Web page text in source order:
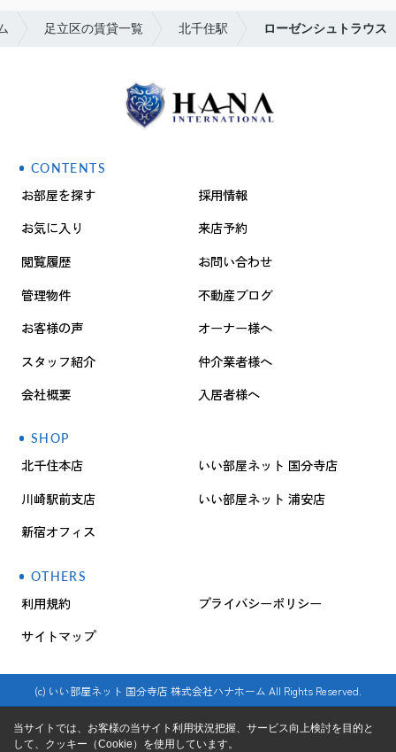
足立区の賃貸一覧 北千住駅 ローゼンシュトラウス
CONTENTS
お部屋を探す
お気に入り
閲覧履歴
管理物件
お客様の声
スタッフ紹介
会社概要
採用情報
来店予約
お問い合わせ
不動産ブログ
オーナー様へ
仲介業者様へ
入居者様へ
SHOP
北千住本店
川崎駅前支店
新宿オフィス
いい部屋ネット 国分寺店
いい部屋ネット 浦安店
OTHERS
利用規約
サイトマップ
プライバシーポリシー
(c) いい部屋ネット 国分寺店 株式会社ハナホーム All Rights Reserved.
当サイトでは、お客様の当サイト利用状況把握、サービス向上検討を目的と
して、クッキー（Cookie）を使用しています。